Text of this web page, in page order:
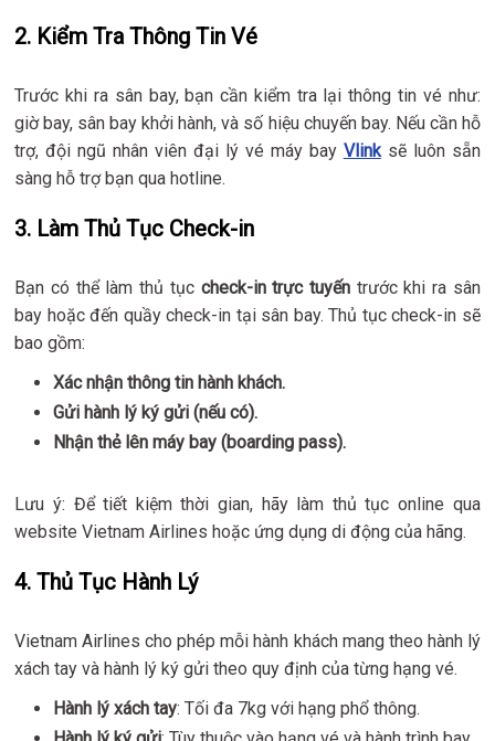
2. Kiểm Tra Thông Tin Vé
Trước khi ra sân bay, bạn cần kiểm tra lại thông tin vé như:
giờ bay, sân bay khởi hành, và số hiệu chuyến bay. Nếu cần hỗ
trợ, đội ngũ nhân viên đại lý vé máy bay Vlinksẽ luôn sẵn
sàng hỗ trợ bạn qua hotline.
3. Làm Thủ Tục Check-in
Bạn có thể làm thủ tục check-in trực tuyếntrước khi ra sân
bay hoặc đến quầy check-in tại sân bay. Thủ tục check-in sẽ
bao gồm:
Xác nhận thông tin hành khách.
Gửi hành lý ký gửi (nếu có).
Nhận thẻ lên máy bay (boarding pass).
Lưu ý: Để tiết kiệm thời gian, hãy làm thủ tục online qua
website Vietnam Airlines hoặc ứng dụng di động của hãng.
4. Thủ Tục Hành Lý
Vietnam Airlines cho phép mỗi hành khách mang theo hành lý
xách tay và hành lý ký gửi theo quy định của từng hạng vé.
Hành lý xách tay: Tối đa 7kg với hạng phổ thông.